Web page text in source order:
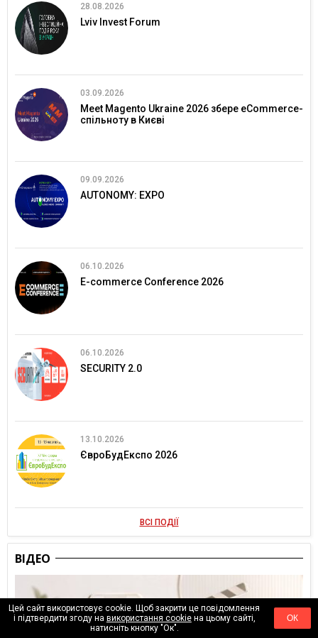
28.08.2026
Lviv Invest Forum
03.09.2026
Meet Magento Ukraine 2026 збере eCommerce-
спільноту в Києві
09.09.2026
AUTONOMY: EXPO
06.10.2026
E-commerce Conference 2026
06.10.2026
SECURITY 2.0
13.10.2026
ЄвроБудЕкспо 2026
ВСІ ПОДІЇ
ВІДЕО
Цей сайт використовує cookie. Щоб закрити це повідомлення
і підтвердити згоду на використання cookieна цьому сайті,
натисніть кнопку "Ок".
ОК